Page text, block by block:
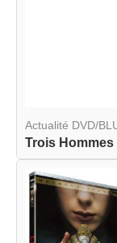
Actualité DVD/